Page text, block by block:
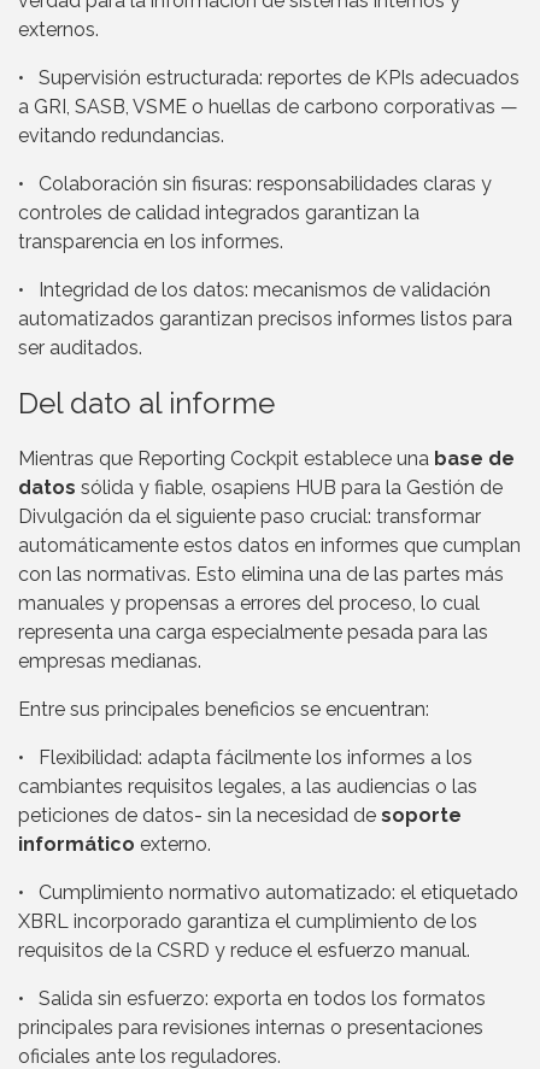
externos.
• Supervisión estructurada: reportes de KPIs adecuados
a GRI, SASB, VSME o huellas de carbono corporativas —
evitando redundancias.
• Colaboración sin fisuras: responsabilidades claras y
controles de calidad integrados garantizan la
transparencia en los informes.
• Integridad de los datos: mecanismos de validación
automatizados garantizan precisos informes listos para
ser auditados.
Del dato al informe
Mientras que Reporting Cockpit establece una base de
datos sólida y fiable, osapiens HUB para la Gestión de
Divulgación da el siguiente paso crucial: transformar
automáticamente estos datos en informes que cumplan
con las normativas. Esto elimina una de las partes más
manuales y propensas a errores del proceso, lo cual
representa una carga especialmente pesada para las
empresas medianas.
Entre sus principales beneficios se encuentran:
• Flexibilidad: adapta fácilmente los informes a los
cambiantes requisitos legales, a las audiencias o las
peticiones de datos- sin la necesidad de soporte
informático externo.
• Cumplimiento normativo automatizado: el etiquetado
XBRL incorporado garantiza el cumplimiento de los
requisitos de la CSRD y reduce el esfuerzo manual.
• Salida sin esfuerzo: exporta en todos los formatos
principales para revisiones internas o presentaciones
oficiales ante los reguladores.